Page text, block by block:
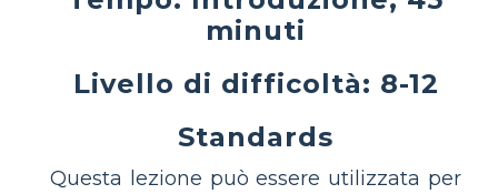
minuti
Livello di difficoltà: 8-12
Standards
Questa lezione può essere utilizzata per